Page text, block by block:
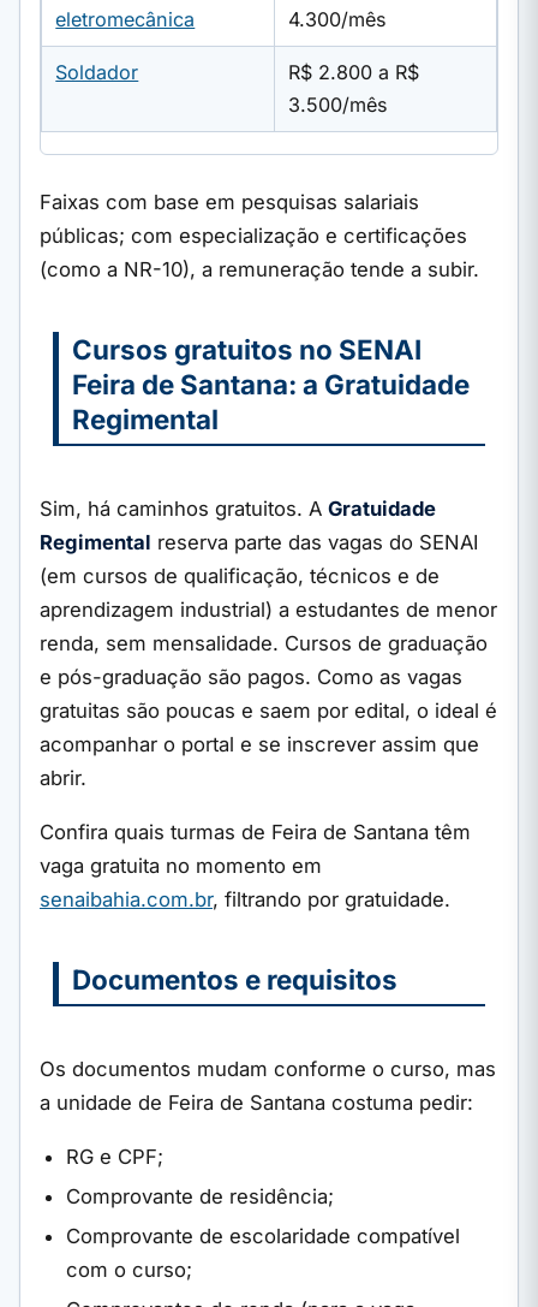
eletromecânica
4.300/mês
Soldador
R$ 2.800 a R$
3.500/mês
Faixas com base em pesquisas salariais
públicas; com especialização e certificações
(como a NR-10), a remuneração tende a subir.
Cursos gratuitos no SENAI
Feira de Santana: a Gratuidade
Regimental
Sim, há caminhos gratuitos. A Gratuidade
Regimental reserva parte das vagas do SENAI
(em cursos de qualificação, técnicos e de
aprendizagem industrial) a estudantes de menor
renda, sem mensalidade. Cursos de graduação
e pós-graduação são pagos. Como as vagas
gratuitas são poucas e saem por edital, o ideal é
acompanhar o portal e se inscrever assim que
abrir.
Confira quais turmas de Feira de Santana têm
vaga gratuita no momento em
senaibahia.com.br, filtrando por gratuidade.
Documentos e requisitos
Os documentos mudam conforme o curso, mas
a unidade de Feira de Santana costuma pedir:
RG e CPF;
Comprovante de residência;
Comprovante de escolaridade compatível
com o curso;